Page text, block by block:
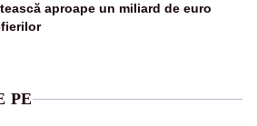
aproape un miliard de euro
PE